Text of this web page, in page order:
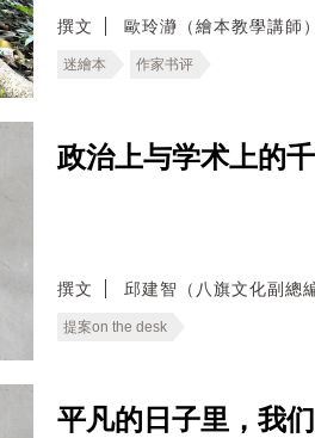
撰文 歐玲瀞（繪本教學講師）
迷繪本 作家书评
政治上与学术上的
撰文 邱建智（八旗文化副總
提案on the desk
平凡的日子里，我